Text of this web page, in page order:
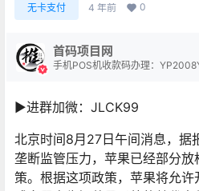
无卡支付 4 年前 0
首码项目网
手机POS机收款码办理：
►进群加微：JLCK99
北京时间8月27日午间消息，据
垄断监管压力，苹果已经部分
策。根据这项政策，苹果将允